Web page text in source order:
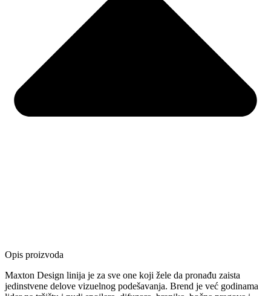
Opis proizvoda
Maxton Design linija je za sve one koji žele da pronađu zaista
jedinstvene delove vizuelnog podešavanja. Brend je već godinama